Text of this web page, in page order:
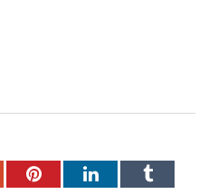
PinterestLinkedInTumblr